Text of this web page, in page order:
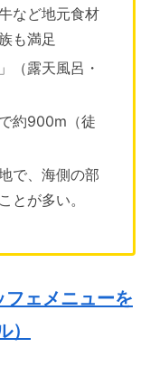
など地元食材
も満足
（露天風呂・
約900m（徒
で、海側の部
とが多い。
ェメニューを